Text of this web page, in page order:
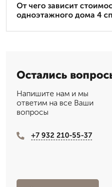
От чего зависит
одноэтажного дома 4
Остались
Напишите нам и мы
ответим на все Ваши
вопросы
+7 932 210-55-37